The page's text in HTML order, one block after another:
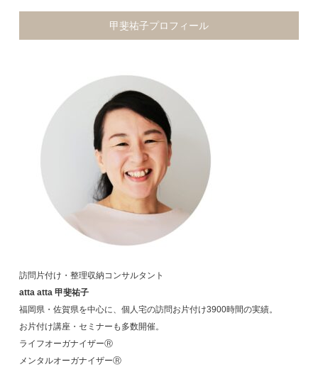
甲斐祐子プロフィール
訪問片付け・整理収納コンサルタント
atta atta 甲斐祐子
福岡県・佐賀県を中心に、個人宅の訪問お片付け3900時間の実績。
お片付け講座・セミナーも多数開催。
ライフオーガナイザーⓇ
メンタルオーガナイザーⓇ